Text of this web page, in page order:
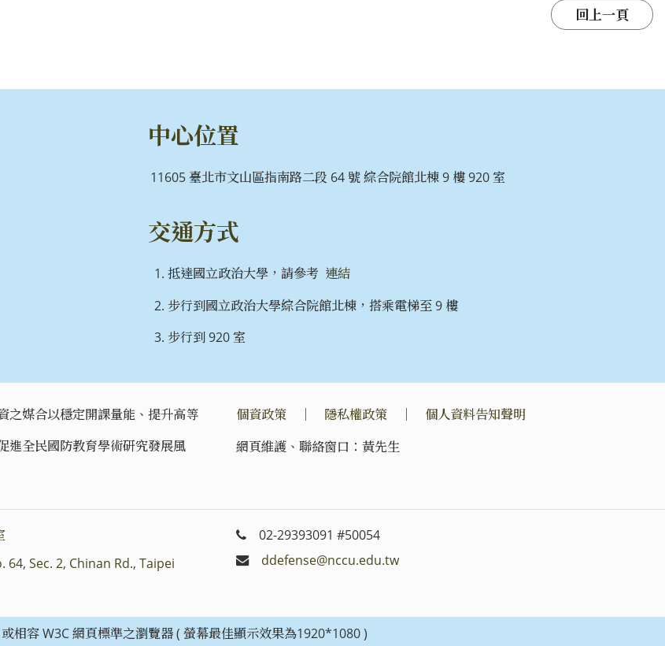
中心位置
11605 臺北市文山區指南路二段 64 號 綜合院館北棟 9 樓 920 室
交通方式
抵達國立政治大學，請參考 連結
步行到國立政治大學綜合院館北棟，搭乘電梯至 9 樓
步行到 920 室
之媒合以穩定開課量能、提升高等
進全民國防教育學術研究發展風
個資政策｜ 隱私權政策｜ 個人資料告知聲明
網頁維護、聯絡窗口：黃先生
Sec. 2, Chinan Rd., Taipei
02-29393091 #50054
ddefense@nccu.edu.tw
容 W3C 網頁標準之瀏覽器 ( 螢幕最佳顯示效果為1920*1080 )